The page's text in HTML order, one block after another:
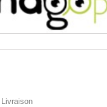
Livraison